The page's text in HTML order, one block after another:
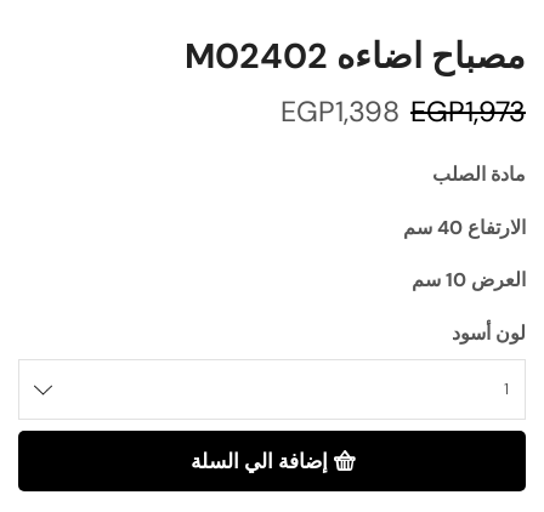
مصباح اضاءه M02402
EGP1,973
EGP1,398
مادة الصلب
الارتفاع 40 سم
العرض 10 سم
لون أسود
إضافة الي السلة